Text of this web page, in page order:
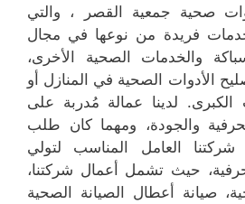
صحية جمعية القصر ، والتي
فريدة من نوعها في مجال
والخدمات الصحية الأخرى،
الأدوات الصحية في المنازل أو
لدينا عمالة مُدربة على
والجودة، ومهما كان طلب
العامل المناسب لتولي
حيث تشمل أعمال شركتنا،
صيانة أعطال الصيانة الصحية